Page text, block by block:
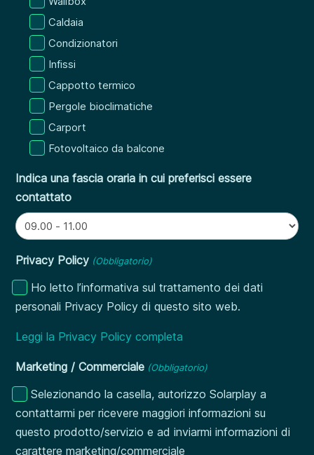
Caldaia
Condizionatori
Infissi
Cappotto termico
Pergole bioclimatiche
Carport
Fotovoltaico da balcone
Indica una fascia oraria in cui preferisci essere
contattato
Privacy Policy (Obbligatorio)
Ho letto l’informativa sul trattamento dei dati
personali Privacy Policy di questo sito web.
Leggi la Privacy Policy completa
Marketing / Commerciale (Obbligatorio)
Selezionando la casella, autorizzo Solarplay a
contattarmi per ricevere maggiori informazioni su
questo prodotto/servizio e ad inviarmi informazioni di
carattere marketing/commerciale